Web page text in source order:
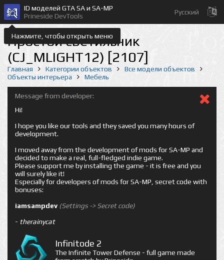
Нажмите, чтобы открыть меню
ID моделей GTA SA и SA-MP
Prineside DevTools
Русский
Простой светильник
(CJ_MLIGHT12) [2107]
Главная Категории объектов
Все модели объектов
Объекты интерьера
Мебель
Message from developer:
Hi!
I hope you like our tools and they saved you many hours of
development.
I moved away from the development of mods for SA-MP and
decided to make a real, full-fledged indie game.
Please support me by installing the game - it is free and you
will surely like it!
Especially for developers of mods for SA-MP, secret code with
bonuses:
iamsampdev (Settings -> Secret code)
- therainycat
Infinitode 2
The Infinite Tower Defense - full game made